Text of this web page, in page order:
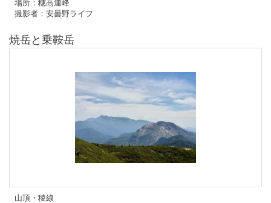
場所：穂高連峰
撮影者：安曇野ライフ
焼岳と乗鞍岳
山頂・稜線